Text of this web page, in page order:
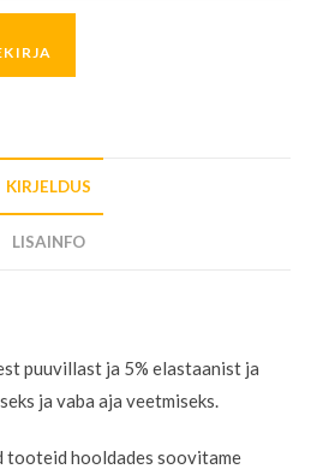
KIRJELDUS
LISAINFO
puuvillast ja 5% elastaanist ja
ja vaba aja veetmiseks.
tooteid hooldades soovitame